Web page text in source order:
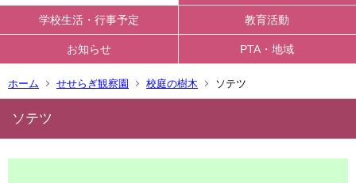
学校生活・行事予定 教育活動
お知らせ PTA・地域
ホーム せせらぎ観察園 校庭の樹木 ソテツ
ソテツ